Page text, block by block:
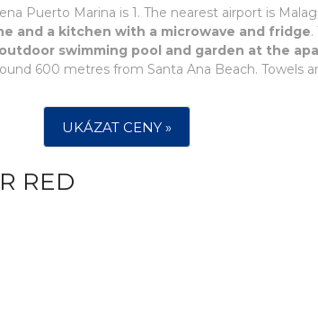
Puerto Marina is 1. The nearest airport is
and a kitchen with a microwave and fridge
swimming pool and garden at the
600 metres from Santa Ana Beach. Towels
UKÁZAT CENY »
RED